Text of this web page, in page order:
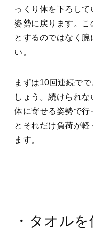
っくり体を下ろし
姿勢に戻ります。こ
とするのではなく
い。
まずは10回連続で
しょう。続けられ
体に寄せる姿勢で
とそれだけ負荷が
ます。
・タオル